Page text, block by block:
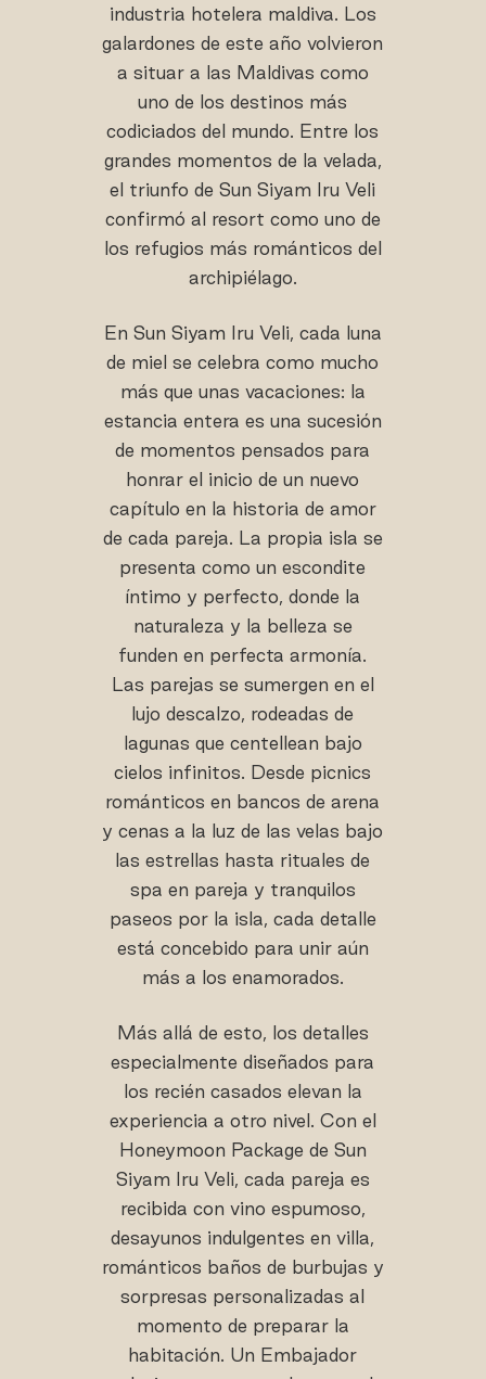
industria hotelera maldiva. Los
galardones de este año volvieron
a situar a las Maldivas como
uno de los destinos más
codiciados del mundo. Entre los
grandes momentos de la velada,
el triunfo de Sun Siyam Iru Veli
confirmó al resort como uno de
los refugios más románticos del
archipiélago.
En Sun Siyam Iru Veli, cada luna
de miel se celebra como mucho
más que unas vacaciones: la
estancia entera es una sucesión
de momentos pensados para
honrar el inicio de un nuevo
capítulo en la historia de amor
de cada pareja. La propia isla se
presenta como un escondite
íntimo y perfecto, donde la
naturaleza y la belleza se
funden en perfecta armonía.
Las parejas se sumergen en el
lujo descalzo, rodeadas de
lagunas que centellean bajo
cielos infinitos. Desde picnics
románticos en bancos de arena
y cenas a la luz de las velas bajo
las estrellas hasta rituales de
spa en pareja y tranquilos
paseos por la isla, cada detalle
está concebido para unir aún
más a los enamorados.
Más allá de esto, los detalles
especialmente diseñados para
los recién casados elevan la
experiencia a otro nivel. Con el
Honeymoon Package de Sun
Siyam Iru Veli, cada pareja es
recibida con vino espumoso,
desayunos indulgentes en villa,
románticos baños de burbujas y
sorpresas personalizadas al
momento de preparar la
habitación. Un Embajador